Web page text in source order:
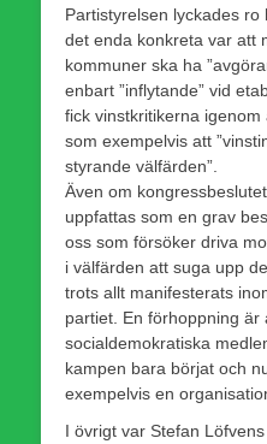
Partistyrelsen lyckades
det enda konkreta var att
kommuner ska ha
enbart ”inflytande” vid
fick vinstkritikerna
som exempelvis att
styrande välfärden”.
Även om
uppfattas som en grav
oss som försöker driva
i välfärden att suga upp
trots allt manifesterats
partiet. En förhoppning är
socialdemokratiska
kampen bara börjat och
exempelvis en
I övrigt var Stefan